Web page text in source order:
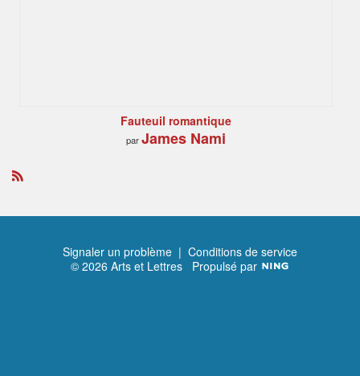
Fauteuil romantique
parJames Nami
R
Signaler un problème | Conditions de service
© 2026 Arts et Lettres Propulsé par